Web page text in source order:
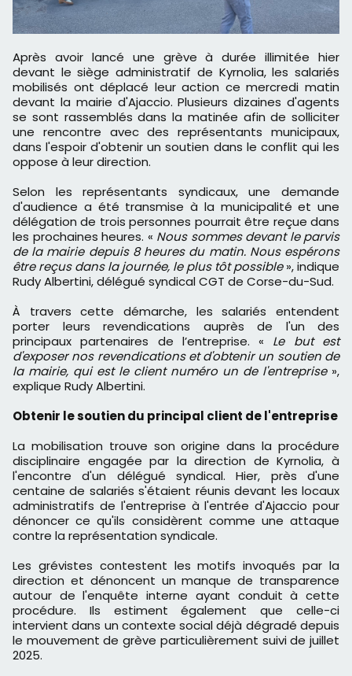
Après avoir lancé une grève à durée illimitée hier
devant le siège administratif de Kyrnolia, les salariés
mobilisés ont déplacé leur action ce mercredi matin
devant la mairie d'Ajaccio. Plusieurs dizaines d'agents
se sont rassemblés dans la matinée afin de solliciter
une rencontre avec des représentants municipaux,
dans l'espoir d'obtenir un soutien dans le conflit qui les
oppose à leur direction.
Selon les représentants syndicaux, une demande
d'audience a été transmise à la municipalité et une
délégation de trois personnes pourrait être reçue dans
les prochaines heures. « Nous sommes devant le parvis
de la mairie depuis 8 heures du matin. Nous espérons
être reçus dans la journée, le plus tôt possible», indique
Rudy Albertini, délégué syndical CGT de Corse-du-Sud.
À travers cette démarche, les salariés entendent
porter leurs revendications auprès de l'un des
principaux partenaires de l’entreprise. « Le but est
d'exposer nos revendications et d'obtenir un soutien de
la mairie, qui est le client numéro un de l'entreprise»,
explique Rudy Albertini.
Obtenir le soutien du principal client de l'entreprise
La mobilisation trouve son origine dans la procédure
disciplinaire engagée par la direction de Kyrnolia, à
l'encontre d'un délégué syndical. Hier, près d'une
centaine de salariés s'étaient réunis devant les locaux
administratifs de l'entreprise à l'entrée d'Ajaccio pour
dénoncer ce qu'ils considèrent comme une attaque
contre la représentation syndicale.
Les grévistes contestent les motifs invoqués par la
direction et dénoncent un manque de transparence
autour de l'enquête interne ayant conduit à cette
procédure. Ils estiment également que celle-ci
intervient dans un contexte social déjà dégradé depuis
le mouvement de grève particulièrement suivi de juillet
2025.